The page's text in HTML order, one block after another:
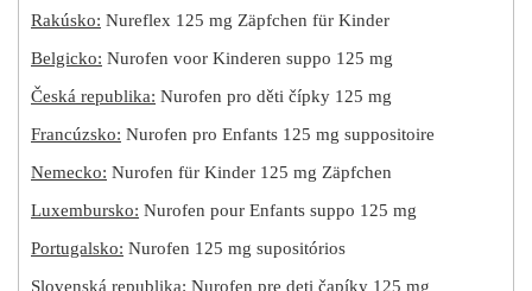
Rakúsko: Nureflex 125 mg Zäpfchen für Kinder
Belgicko: Nurofen voor Kinderen suppo 125 mg
Česká republika: Nurofen pro děti čípky 125 mg
Francúzsko: Nurofen pro Enfants 125 mg suppositoire
Nemecko: Nurofen für Kinder 125 mg Zäpfchen
Luxembursko: Nurofen pour Enfants suppo 125 mg
Portugalsko: Nurofen 125 mg supositórios
Slovenská republika: Nurofen pre deti čapíky 125 mg